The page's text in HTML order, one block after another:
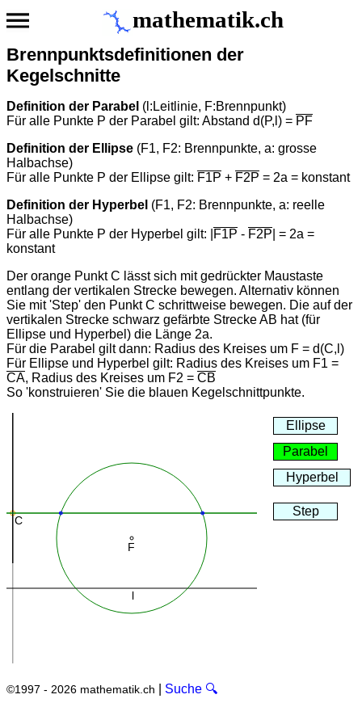
mathematik.ch
Brennpunktsdefinitionen der
Kegelschnitte
Definition der Parabel (l:Leitlinie, F:Brennpunkt)
Für alle Punkte P der Parabel gilt: Abstand d(P,l) = PF
Definition der Ellipse (F1, F2: Brennpunkte, a: grosse
Halbachse)
Für alle Punkte P der Ellipse gilt: F1P + F2P = 2a = konstant
Definition der Hyperbel (F1, F2: Brennpunkte, a: reelle
Halbachse)
Für alle Punkte P der Hyperbel gilt: |
F1P - F2P | = 2a =
konstant
Der orange Punkt C lässt sich mit gedrückter Maustaste
entlang der vertikalen Strecke bewegen. Alternativ können
Sie mit 'Step' den Punkt C schrittweise bewegen. Die auf der
vertikalen Strecke schwarz gefärbte Strecke AB hat (für
Ellipse und Hyperbel) die Länge 2a.
Für die Parabel gilt dann: Radius des Kreises um F = d(C,l)
Für Ellipse und Hyperbel gilt: Radius des Kreises um F1 =
CA, Radius des Kreises um F2 = CB
So 'konstruieren' Sie die blauen Kegelschnittpunkte.
©1997 - 2026 mathematik.ch Suche 🔍